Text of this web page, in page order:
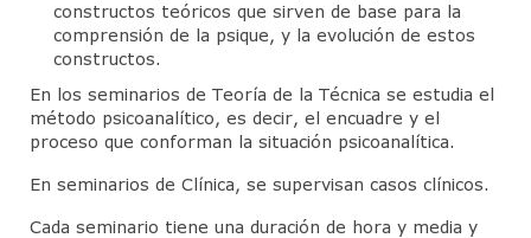
constructos teóricos que sirven de base para la
comprensión de la psique, y la evolución de estos
constructos.
En los seminarios de Teoría de la Técnica se estudia el
método psicoanalítico, es decir, el encuadre y el
proceso que conforman la situación psicoanalítica.
En seminarios de Clínica, se supervisan casos clínicos.
Cada seminario tiene una duración de hora y media y